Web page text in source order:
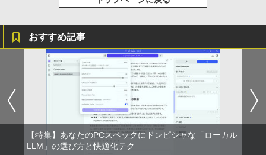
おすすめ記事
【特集】あなたのPCスペックにドンピシャな「ローカル
LLM」の選び方と快適化テク